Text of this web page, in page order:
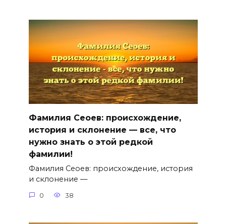
Фамилия Сеоев: происхождение,
история и склонение — все, что
нужно знать о этой редкой
фамилии!
Фамилия Сеоев: происхождение, история
и склонение —
0 38